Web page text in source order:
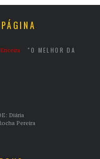
"O MELHOR DA
Diária
Pereira